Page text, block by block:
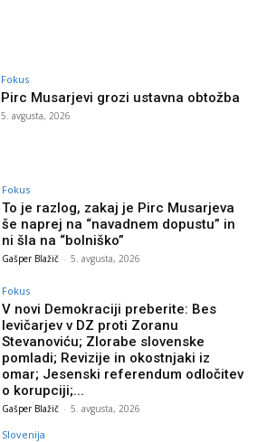
Fokus
Pirc Musarjevi grozi ustavna obtožba
5. avgusta, 2026
Fokus
To je razlog, zakaj je Pirc Musarjeva
še naprej na “navadnem dopustu” in
ni šla na “bolniško”
Gašper Blažič - 5. avgusta, 2026
Fokus
V novi Demokraciji preberite: Bes
levičarjev v DZ proti Zoranu
Stevanoviću; Zlorabe slovenske
pomladi; Revizije in okostnjaki iz
omar; Jesenski referendum odločitev
o korupciji;...
Gašper Blažič - 5. avgusta, 2026
Slovenija